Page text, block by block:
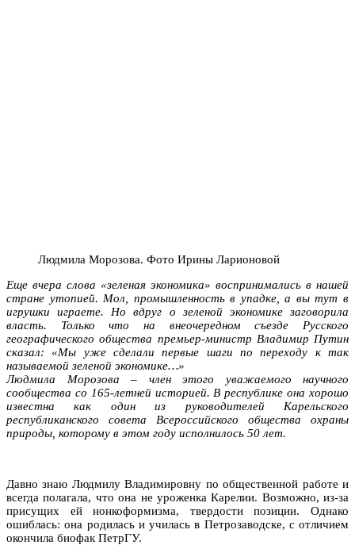
Людмила Морозова. Фото Ирины Ларионовой
Еще вчера слова «зеленая экономика» воспринимались в нашей
стране утопией. Мол, промышленность в упадке, а вы тут в
игрушки играете. Но вдруг о зеленой экономике заговорила
власть. Только что на внеочередном съезде Русского
географического общества премьер-министр Владимир Путин
сказал: «Мы уже сделали первые шаги по переходу к так
называемой зеленой экономике…»
Людмила Морозова – член этого уважаемого научного
сообщества со 165-летней историей. В республике она хорошо
известна как один из руководителей Карельского
республиканского совета Всероссийского общества охраны
природы, которому в этом году исполнилось 50 лет.
Давно знаю Людмилу Владимировну по общественной работе и
всегда полагала, что она не уроженка Карелии. Возможно, из-за
присущих ей нонкоформизма, твердости позиции. Однако
ошиблась: она родилась и училась в Петрозаводске, с отличием
окончила биофак ПетрГУ.